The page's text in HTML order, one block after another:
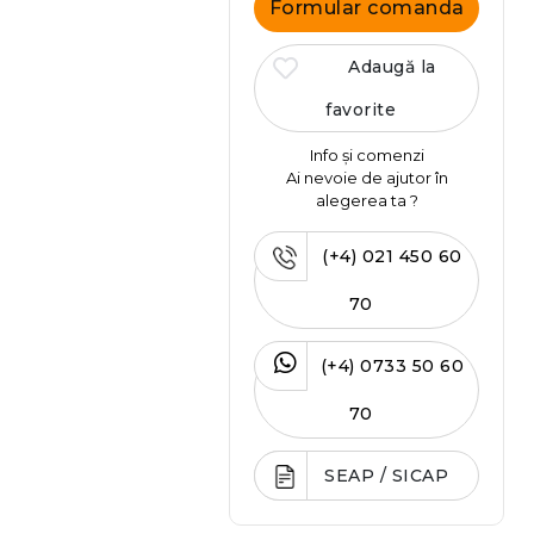
Formular comanda
Adaugă la
favorite
Info și comenzi
Ai nevoie de ajutor în
alegerea ta ?
(+4) 021 450 60
70
(+4) 0733 50 60
70
SEAP / SICAP